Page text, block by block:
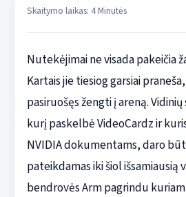
Skaitymo laikas: 4 Minutės
Nutekėjimai ne visada pakeičia
Kartais jie tiesiog garsiai
pasiruošęs žengti į areną.
kurį paskelbė VideoCardz ir
NVIDIA dokumentams, daro
pateikdamas iki šiol išsamiausią
bendrovės Arm pagrindu